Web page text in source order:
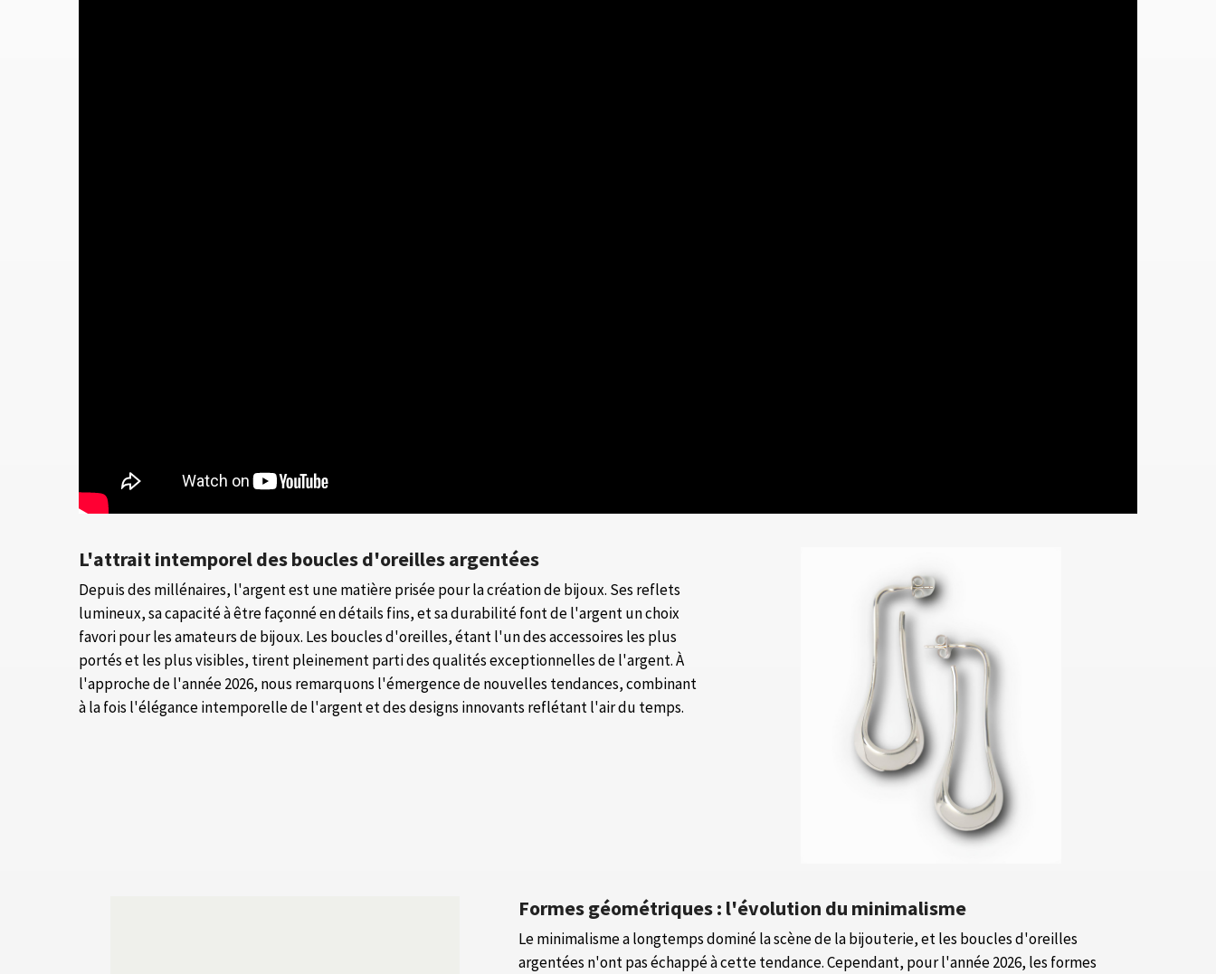
L'attrait intemporel des boucles d'oreilles argentées
Depuis des millénaires, l'argent est une matière prisée pour la création de bijoux. Ses reflets
lumineux, sa capacité à être façonné en détails fins, et sa durabilité font de l'argent un choix
favori pour les amateurs de bijoux. Les boucles d'oreilles, étant l'un des accessoires les plus
portés et les plus visibles, tirent pleinement parti des qualités exceptionnelles de l'argent. À
l'approche de l'année 2026, nous remarquons l'émergence de nouvelles tendances, combinant
à la fois l'élégance intemporelle de l'argent et des designs innovants reflétant l'air du temps.
Formes géométriques : l'évolution du minimalisme
Le minimalisme a longtemps dominé la scène de la bijouterie, et les boucles d'oreilles
argentées n'ont pas échappé à cette tendance. Cependant, pour l'année 2026, les formes